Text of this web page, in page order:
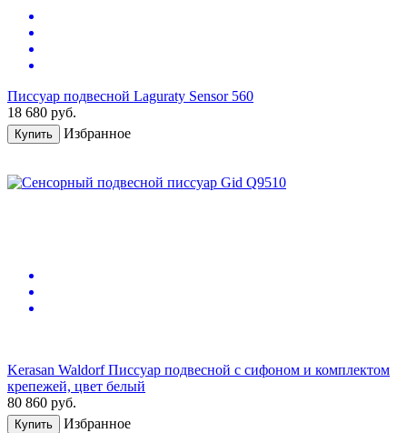
Писсуар подвесной Laguraty Sensor 560
18 680 руб.
Купить Избранное
Kerasan Waldorf Писсуар подвесной с сифоном и комплектом
крепежей, цвет белый
80 860 руб.
Купить Избранное